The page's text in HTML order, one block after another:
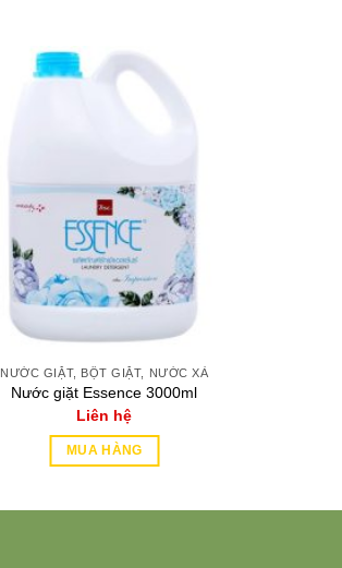
NƯỚC GIẶT, BỘT GIẶT, NƯỚC XẢ
Nước giặt Essence 3000ml
Liên hệ
MUA HÀNG